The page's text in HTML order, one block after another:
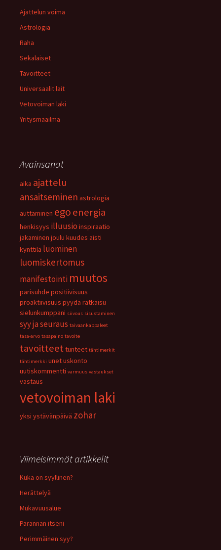
Ajattelun voima
Astrologia
Raha
Sekalaiset
Tavoitteet
Universaalit lait
Vetovoiman laki
Yritysmaailma
Avainsanat
aika ajattelu
ansaitseminen astrologia
auttaminen egoenergia
henkisyys illuusio inspiraatio
jakaminen joulu kuudes aisti
kynttilä luominen
luomiskertomus
manifestointi muutos
parisuhde positiivisuus
proaktiivisuus pyydä ratkaisu
sielunkumppani siivous sisustaminen
syy ja seuraus taivaankappaleet
tasa-arvo tasapaino tavoite
tavoitteettunteet tähtimerkit
tähtimerkki unetuskonto
uutiskommentti varmuus vastaukset
vastaus
vetovoiman laki
yksi ystävänpäivä zohar
Viimeisimmät artikkelit
Kuka on syyllinen?
Herättelyä
Mukavuusalue
Parannan itseni
Perimmäinen syy?